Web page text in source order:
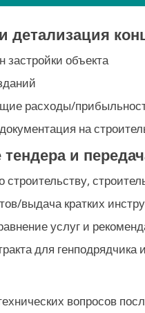
детализация
застройки объекта
расходы/
на
и
строительству,
выдача кратких
услуг и
для
вопросов